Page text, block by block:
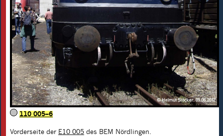
110 005–6
Vorderseite der E10 005 des BEM Nördlingen.